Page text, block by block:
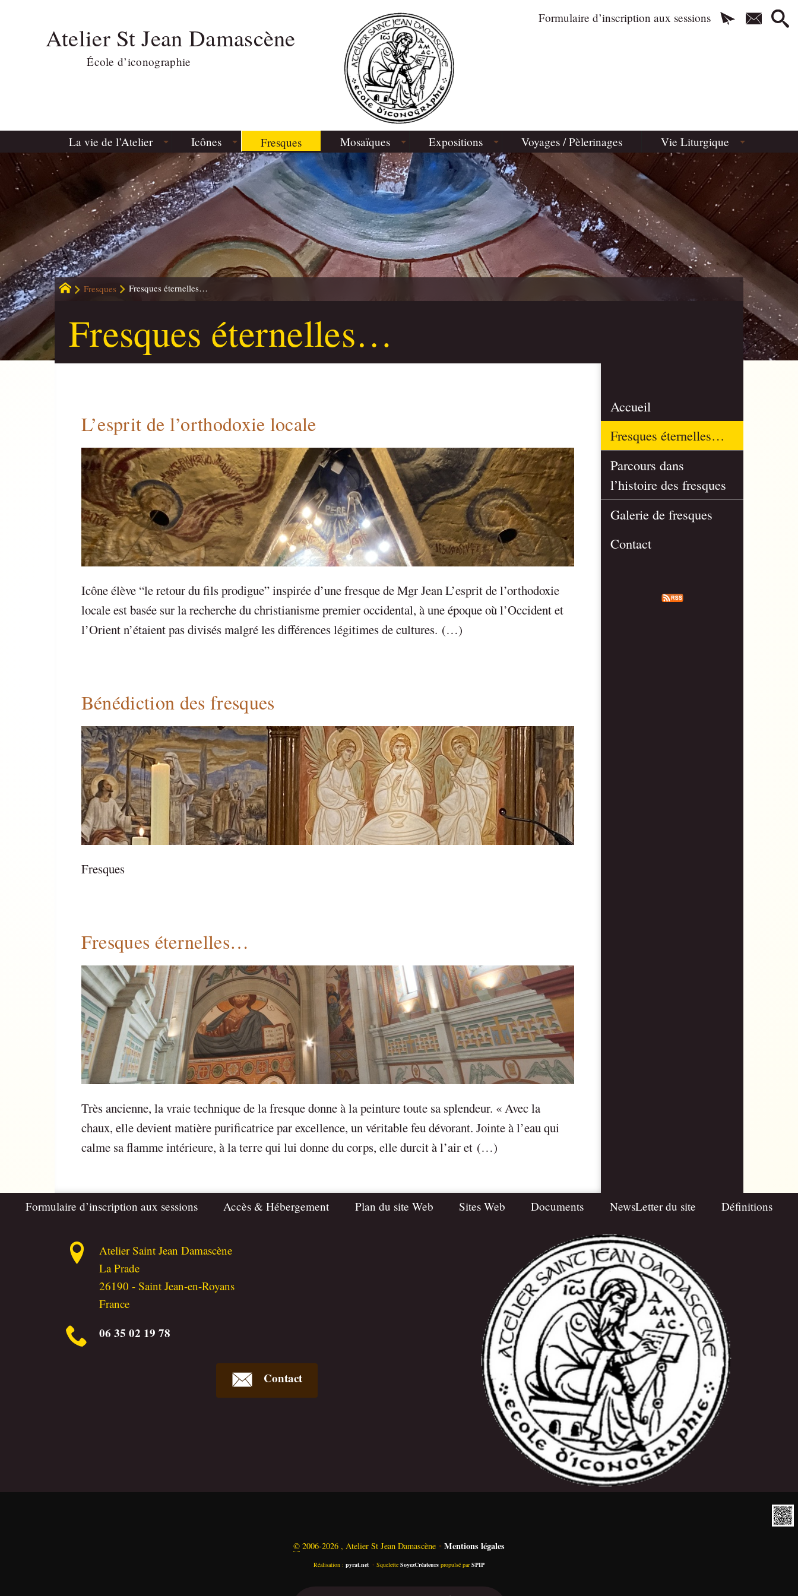
Formulaire d’inscription aux sessions
Atelier St Jean Damascène
École d’iconographie
La vie de l’Atelier Icônes Fresques Mosaïques Expositions Voyages / Pèlerinages Vie Liturgique
Fresques Fresques éternelles…
Fresques éternelles…
L’esprit de l’orthodoxie locale
Icône élève “le retour du fils prodigue” inspirée d’une fresque de Mgr Jean L’esprit de l’orthodoxie
locale est basée sur la recherche du christianisme premier occidental, à une époque où l’Occident et
l’Orient n’étaient pas divisés malgré les différences légitimes de cultures. (…)
Bénédiction des fresques
Fresques
Fresques éternelles…
Très ancienne, la vraie technique de la fresque donne à la peinture toute sa splendeur. « Avec la
chaux, elle devient matière purificatrice par excellence, un véritable feu dévorant. Jointe à l’eau qui
calme sa flamme intérieure, à la terre qui lui donne du corps, elle durcit à l’air et (…)
Accueil
Fresques éternelles…
Parcours dans
l’histoire des fresques
Galerie de fresques
Contact
Formulaire d’inscription aux sessions Accès & Hébergement Plan du site Web Sites Web Documents NewsLetter du site Définitions
Atelier Saint Jean Damascène
La Prade
26190 -Saint Jean-en-Royans
France
06 35 02 19 78
Contact
© 2006-2026 , Atelier St Jean Damascène • Mentions légales
Réalisation : pyrat.net • Squelette SoyezCréateurs propulsé parSPIP